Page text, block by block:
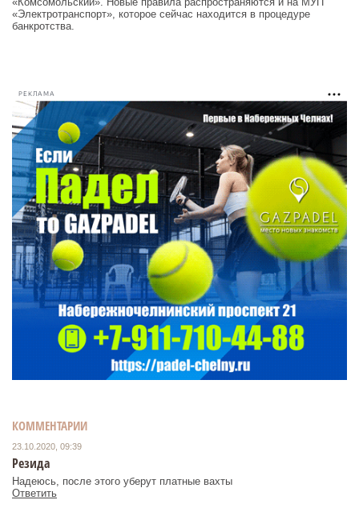
«Электротранспорт», которое сейчас находится в процедуре
банкротства.
РЕКЛАМА
КОММЕНТАРИИ
23.10.2020, 09:39
Резида
Надеюсь, после этого уберут платные вахты
Ответить